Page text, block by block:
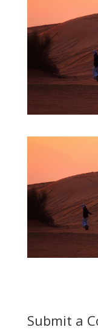
Submit a